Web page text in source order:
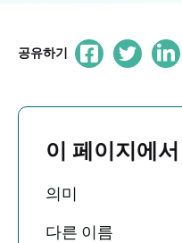
공유하기
이 페이지에서
의미
다른 이름